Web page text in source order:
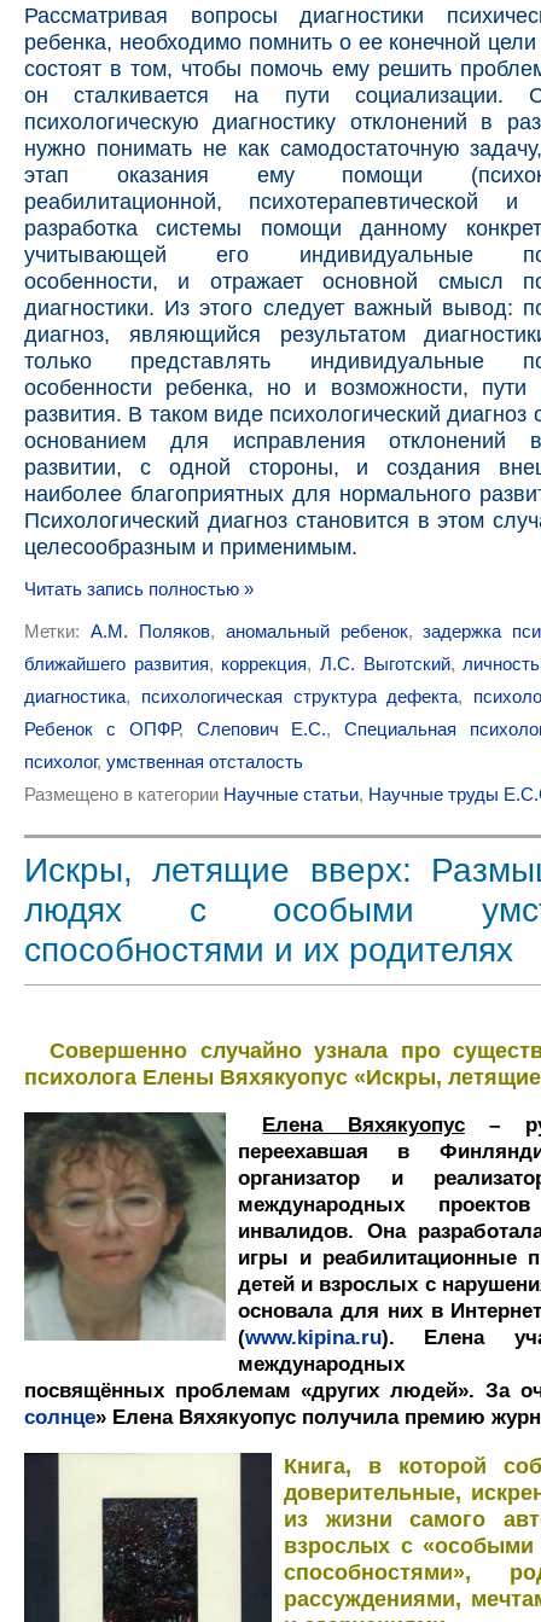
Рассматривая вопросы диагностики
ребенка, необходимо помнить о ее конечной
состоят в том, чтобы помочь ему решить
он сталкивается на пути социализации.
психологическую диагностику отклонений в
нужно понимать не как самодостаточную
этап оказания ему помощи
реабилитационной, психотерапевтической
разработка системы помощи данному
учитывающей его индивидуальные
особенности, и отражает основной смысл
диагностики. Из этого следует важный вывод:
диагноз, являющийся результатом
только представлять индивидуальные
особенности ребенка, но и возможности,
развития. В таком виде психологический диагноз
основанием для исправления отклонений
развитии, с одной стороны, и создания
наиболее благоприятных для нормального
Психологический диагноз становится в этом
целесообразным и применимым.
Читать запись полностью »
Метки: А.М. Поляков, аномальный ребенок,задержка
ближайшего развития, коррекция,Л.С. Выготский, личность
диагностика, психологическая структура дефекта,
Ребенок с ОПФР, Слепович Е.С.,Специальная
психолог, умственная отсталость
Размещено в категории Научные статьи, Научные труды
Искры, летящие вверх:
людях с особыми
способностями и их родителях
Совершенно случайно узнала про
психолога Елены Вяхякуопус «Искры,
Елена Вяхякуопус–
переехавшая в
организатор и
международных
инвалидов. Она
игры и реабилитационные
детей и взрослых с
основала для них в
(www.kipina.ru). Елена
международных
посвящённых проблемам «других людей». За
солнце» Елена Вяхякуопус получила премию
Книга, в которой
доверительные,
из жизни самого
взрослых с
способностями»,
рассуждениями,